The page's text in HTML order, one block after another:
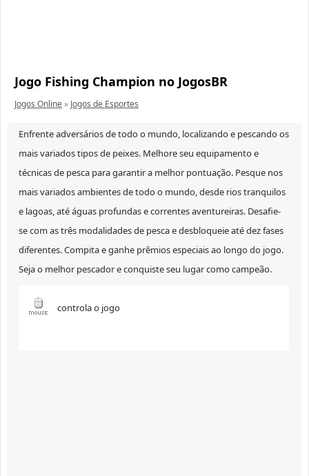
Jogo Fishing Champion no JogosBR
Jogos Online» Jogos de Esportes
Enfrente adversários de todo o mundo, localizando e pescando os
mais variados tipos de peixes. Melhore seu equipamento e
técnicas de pesca para garantir a melhor pontuação. Pesque nos
mais variados ambientes de todo o mundo, desde rios tranquilos
e lagoas, até águas profundas e correntes aventureiras. Desafie-
se com as três modalidades de pesca e desbloqueie até dez fases
diferentes. Compita e ganhe prêmios especiais ao longo do jogo.
Seja o melhor pescador e conquiste seu lugar como campeão.
controla o jogo